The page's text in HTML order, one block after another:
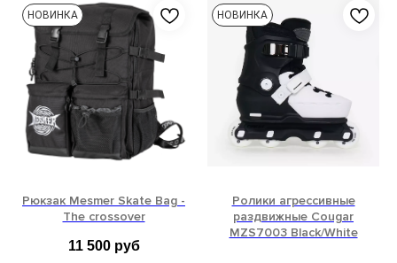
НОВИНКА
Рюкзак Mesmer Skate Bag -
The crossover
11 500 руб
НОВИНКА
Ролики агрессивные
раздвижные Cougar
MZS7003 Black/White